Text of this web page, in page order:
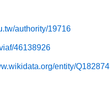
authority/19716
46138926
entity/Q182874